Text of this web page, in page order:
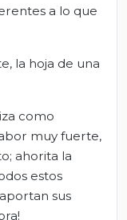
a lo que
la hoja de una
como
muy fuerte,
ahorita la
estos
sus